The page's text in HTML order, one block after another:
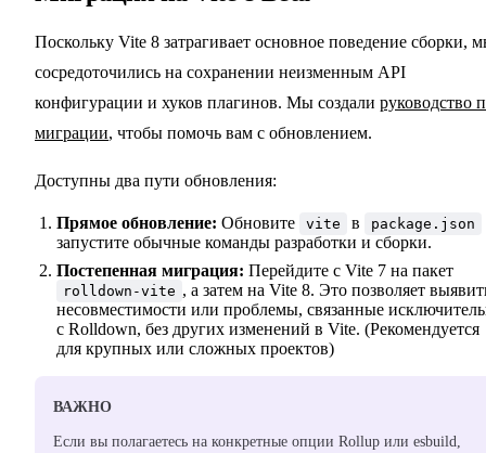
Поскольку Vite 8 затрагивает основное поведение сборки,
сосредоточились на сохранении неизменным API
конфигурации и хуков плагинов. Мы создали руководство
миграции, чтобы помочь вам с обновлением.
Доступны два пути обновления:
Прямое обновление: Обновите vite в package.json
запустите обычные команды разработки и сборки.
Постепенная миграция: Перейдите с Vite 7 на пакет
rolldown-vite , а затем на Vite 8. Это позволяет
несовместимости или проблемы, связанные
с Rolldown, без других изменений в Vite. (Рекомендуется
для крупных или сложных проектов)
ВАЖНО
Если вы полагаетесь на конкретные опции Rollup или esbuild,